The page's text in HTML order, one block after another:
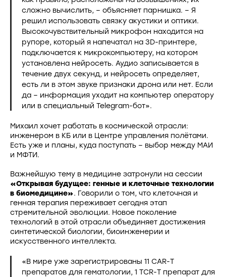
сложно вычислить, – объясняет парнишка. – Я
решил использовать связку акустики и оптики.
Высокочувствительный микрофон находится на
рупоре, который я напечатал на 3D-принтере,
подключается к микрокомпьютеру, на котором
установлена нейросеть. Аудио записывается в
течение двух секунд, и нейросеть определяет,
есть ли в этом звуке признаки дрона или нет. Если
да – информация уходит на компьютер оператору
или в специальный Telegram-бот».
Михаил хочет работать в космической отрасли:
инженером в КБ или в Центре управления полётами.
Есть уже и планы, куда поступать – выбор между МАИ
и МФТИ.
Важнейшую тему в медицине затронули на сессии
«Открывая будущее: генные и клеточные технологии
в биомедицине». Говорили о том, что клеточная и
генная терапия переживает сегодня этап
стремительной эволюции. Новое поколение
технологий в этой отрасли объединяет достижения
синтетической биологии, биоинженерии и
искусственного интеллекта.
«В мире уже зарегистрированы 11 CAR-T
препаратов для гематологии, 1 TCR-T препарат для